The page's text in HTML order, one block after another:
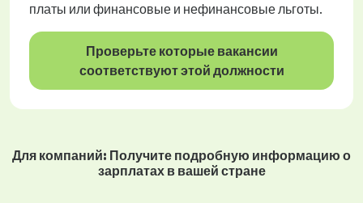
платы или финансовые и нефинансовые льготы.
Проверьте которые вакансии
соответствуют этой должности
Для компаний: Получите подробную информацию о
зарплатах в вашей стране